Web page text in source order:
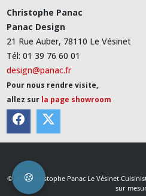
Christophe Panac
Panac Design
21 Rue Auber, 78110 Le Vésinet
Tél: 01 39 76 60 01
design@panac.fr
Pour nous rendre visite,
allez sur la page showroom
© 2026 Christophe Panac Le Vésinet
sur